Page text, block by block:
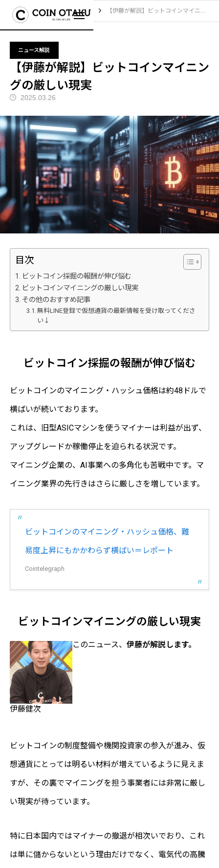
ブログ ニュース解説 【伊藤が解説】ビットコインマイニングの厳しい現実
ニュース解説
【伊藤が解説】ビットコインマイニン
グの厳しい現実
2025.03.26
目次
ビットコイン採掘の報酬が伸び悩む
ビットコインマイニングの厳しい現実
その他のおすすめ記事
無料LINE登録で仮想通貨の最新情報を受け取ってくださ
い↓
ビットコイン採掘の報酬が伸び悩む
ビットコインのマイニング・ハッシュ価格は約48ドルで
横ばいが続いております。
これは、旧型ASICマシンを使うマイナーは利益が出ず、
アップグレードか稼働停止を迫られる状況です。
マイニング企業の、AI事業への多角化も苦戦中です。マ
イニング業界の先行きはさらに厳しさを増しています。
ビットコインのマイニング・ハッシュ価格、難
易度上昇にもかかわらず横ばい＝レポート
Cointelegraph
ビットコインマイニングの厳しい現実
伊藤健次
このニュース、 伊藤が解説します。
ビットコインの制度整備や機関投資家の参入が進み、仮
想通貨にとっては明るい材料が増えているように見えま
すが、その裏でマイニングを担う事業者には非常に厳し
い現実が待っています。
特に日本国内ではマイナーの撤退が相次いでおり、これ
は単に儲からないという理由だけでなく、電気代の高騰